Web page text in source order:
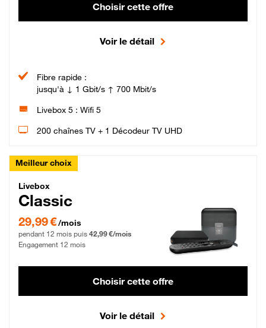
Choisir cette offre
Voir le détail
Fibre rapide :
jusqu'à ↓ 1 Gbit/s ↑ 700 Mbit/s
Livebox 5 : Wifi 5
200 chaînes TV + 1 Décodeur TV UHD
Meilleur choix
Livebox Classic Fibre
Livebox
Classic
29,99 € par mois pendant 12 mois puis 42,99 € par mois, Engagement 12 mois
29,99 €/mois
pendant 12 mois puis 42,99 €/mois
Engagement 12 mois
Choisir cette offre
Voir le détail